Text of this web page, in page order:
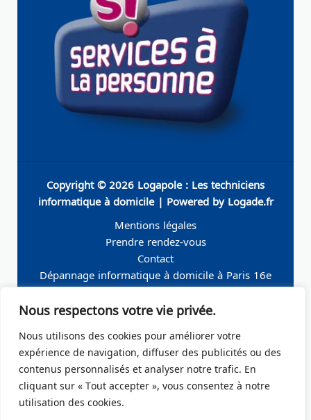
Nous respectons votre vie privée.
Nous utilisons des cookies pour améliorer votre
expérience de navigation, diffuser des publicités ou des
contenus personnalisés et analyser notre trafic. En
cliquant sur « Tout accepter », vous consentez à notre
utilisation des cookies.
Copyright © 2026 Logapole : Les techniciens
informatique à domicile | Powered by Logade.fr
Mentions légales
Prendre rendez-vous
Contact
Dépannage informatique à domicile à Paris 16e
Seine
Perret
Dépannage informatique à domicile à Paris 19e
Dépannage informatique à domicile à Paris 17e
Dépannage informatique à domicile – Boulogne-
Billancourt 92